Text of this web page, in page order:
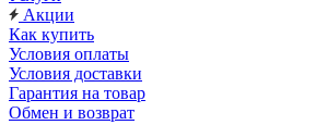
Акции
Как купить
Условия оплаты
Условия доставки
Гарантия на товар
Обмен и возврат